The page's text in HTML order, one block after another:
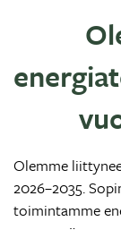
Olemme
2026–2035.
toimintamme